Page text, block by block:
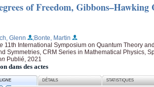
of Freedom,
Glenn
;Bonte, Martin
11th International Symposium on Quantum Theory
Symmetries, CRM Series in Mathematical Physics,
Publié, 2021
dans des actes
DÉTAILS STATISTIQUES